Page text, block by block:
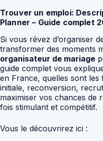
Trouver un emploi:
Planner – Guide complet
Si vous rêvez d’organiser
transformer des moments
organisateur de mariage
guide complet vous
en France, quelles sont
initiale, reconversion,
maximiser vos chances de
fois stimulant et compétitif.
Vous le découvrirez ici :